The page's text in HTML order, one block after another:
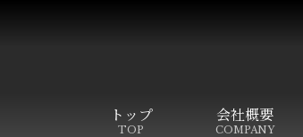
トップ
TOP
会社概要
COMPANY